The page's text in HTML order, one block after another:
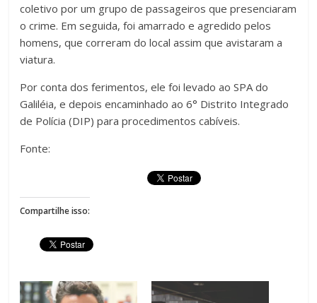
coletivo por um grupo de passageiros que presenciaram
o crime. Em seguida, foi amarrado e agredido pelos
homens, que correram do local assim que avistaram a
viatura.
Por conta dos ferimentos, ele foi levado ao SPA do
Galiléia, e depois encaminhado ao 6° Distrito Integrado
de Polícia (DIP) para procedimentos cabíveis.
Fonte:
Compartilhe isso: